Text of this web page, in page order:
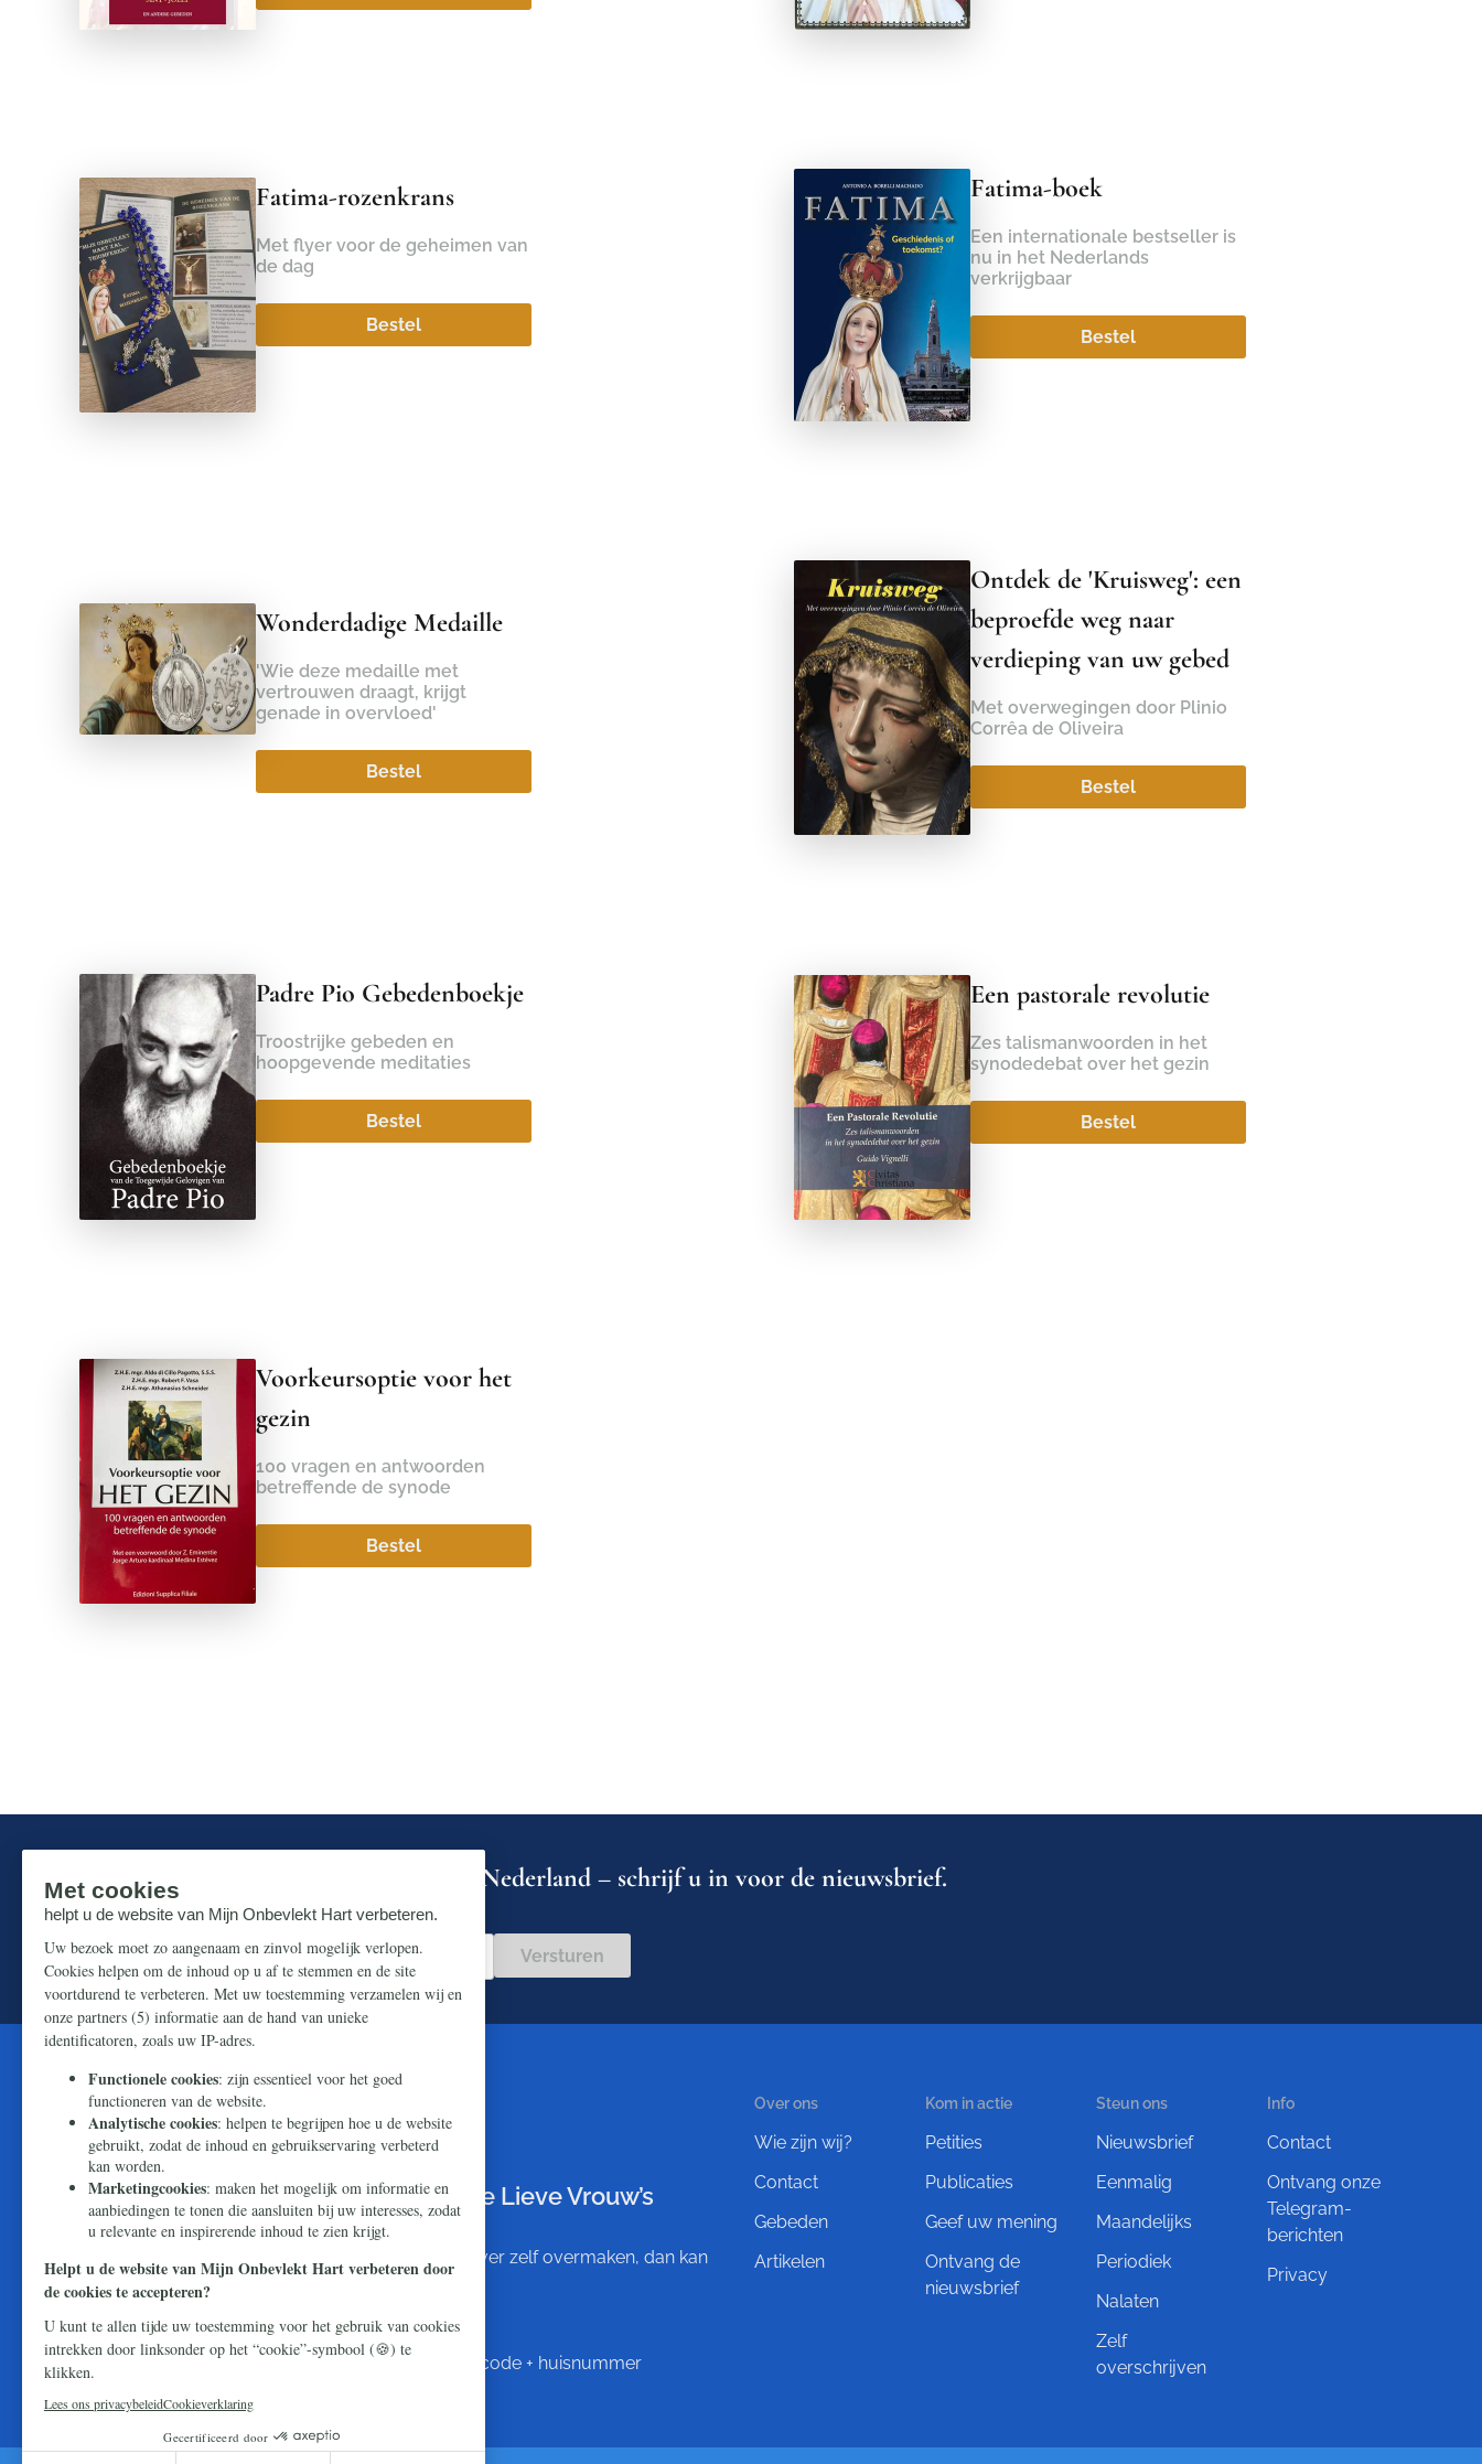
Fatima-rozenkrans
Met flyer voor de geheimen van
de dag
Bestel
Fatima-boek
Een internationale bestseller is
nu in het Nederlands
verkrijgbaar
Bestel
Wonderdadige Medaille
'Wie deze medaille met
vertrouwen draagt, krijgt
genade in overvloed'
Bestel
Ontdek de 'Kruisweg': een
beproefde weg naar
verdieping van uw gebed
Met overwegingen door Plinio
Corrêa de Oliveira
Bestel
Padre Pio Gebedenboekje
Troostrijke gebeden en
hoopgevende meditaties
Bestel
Een pastorale revolutie
Zes talismanwoorden in het
synodedebat over het gezin
Bestel
Voorkeursoptie voor het
gezin
100 vragen en antwoorden
betreffende de synode
Bestel
Mis niks in de strijd om ons prachtige Nederland – schrijf u in voor de nieuwsbrief.
Zorg dat u geen enkele publicatie mist.
Versturen
U kunt de wereld bereiken met Onze Lieve Vrouw’s
boodschap van hoop en redding
. Wilt u liever zelf overmaken, dan kan
dat naar:
T.n.v. Stichting Civitas Christiana
O.v.v. Webdonatie Mijn Onbevlekt Hart en uw postcode + huisnummer
Over ons
Wie zijn wij?
Contact
Gebeden
Artikelen
Kom in actie
Petities
Publicaties
Geef uw mening
Ontvang de
nieuwsbrief
Steun ons
Nieuwsbrief
Eenmalig
Maandelijks
Periodiek
Nalaten
Zelf
overschrijven
Info
Contact
Ontvang onze
Telegram-
berichten
Privacy